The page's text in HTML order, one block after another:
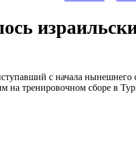
с начала нынешнего
на тренировочном сборе в